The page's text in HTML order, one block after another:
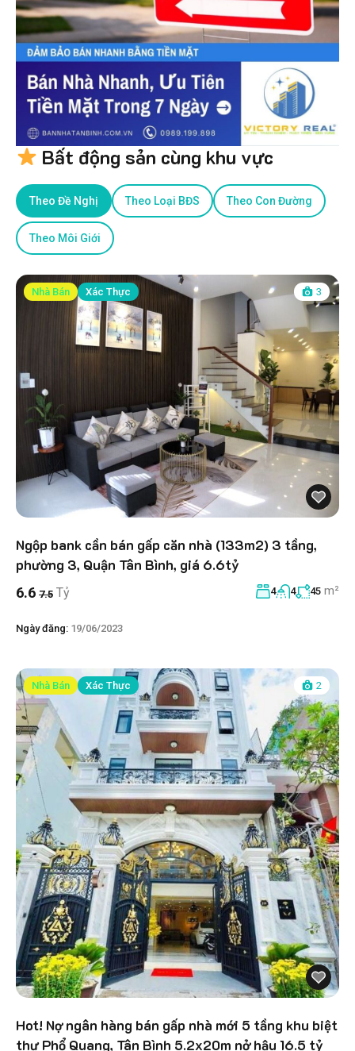
Bất động sản cùng khu vực
Theo Đề Nghị Theo Loại BĐS Theo Con Đường
Theo Môi Giới
Nhà Bán Xác Thực 3
Ngộp bank cần bán gấp căn nhà (133m2) 3 tầng,
phường 3, Quận Tân Bình, giá 6.6tỷ
6.6 7.5 Tỷ 4 4 45 m²
Ngày đăng: 19/06/2023
Nhà Bán Xác Thực 2
Hot! Nợ ngân hàng bán gấp nhà mới 5 tầng khu biệt
thự Phổ Quang, Tân Bình 5.2x20m nở hậu 16.5 tỷ